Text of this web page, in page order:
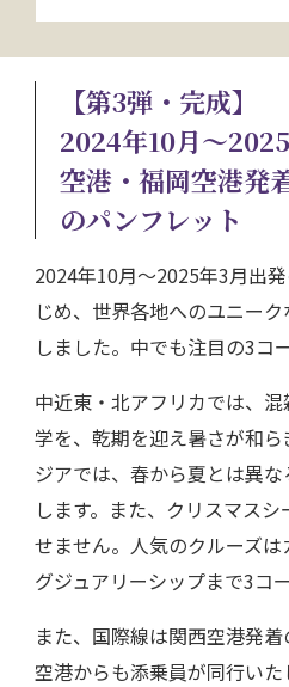
【第3弾・完成】
2024年10月～
空港・福岡空港発
のパンフレット
2024年10月～2025年3月出
じめ、世界各地へのユニー
しました。中でも注目の3コ
中近東・北アフリカでは、
学を、乾期を迎え暑さが和
ジアでは、春から夏とは異
します。また、クリスマス
せません。人気のクルーズ
グジュアリーシップまで3コ
また、国際線は関西空港発
空港からも添乗員が同行い